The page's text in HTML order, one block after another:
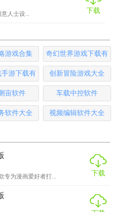
图层管理功能进行分层绘制
的双人按钮进入多人模式，
作品，享受协作创作的乐趣。
户可以将作品导出并分享至
他人作品并互相交流心得。
习和娱乐于一体的软件，以其
导、多样化绘画工具以及多
用户的喜爱和好评。无论是
这款软件中找到适合自己的
件的社区互动与分享功能也
流平台。总的来说，
画学习软件。
人士设...
下载
游戏合集
奇幻世界游戏下载有
哪些
手游下载有
些
创新冒险游戏大全
亩软件 车载中控软件
软件大全 视频编辑软件大全
专为漫画爱好者打...
下载